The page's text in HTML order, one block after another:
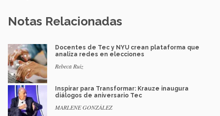
Notas Relacionadas
Docentes de Tec y NYU crean plataforma que
analiza redes en elecciones
Rebeca Ruiz
Inspirar para Transformar: Krauze inaugura
diálogos de aniversario Tec
MARLENE GONZÁLEZ